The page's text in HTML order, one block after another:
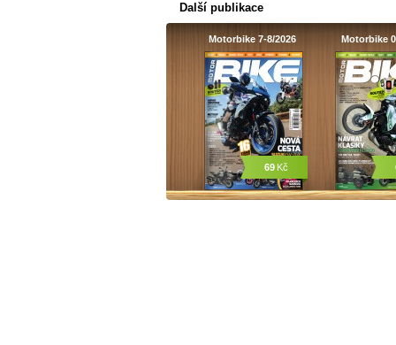
Další publikace
Motorbike 7-8/2026
69 Kč
Motorbike